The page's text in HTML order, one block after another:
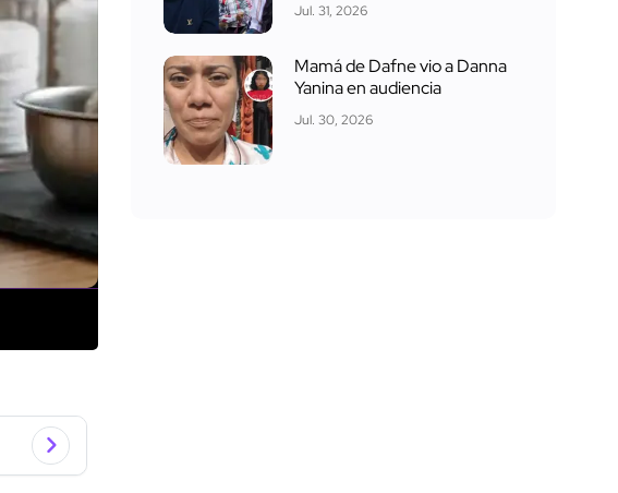
Jul. 31, 2026
Mamá de Dafne vio a Danna
Yanina en audiencia
Jul. 30, 2026